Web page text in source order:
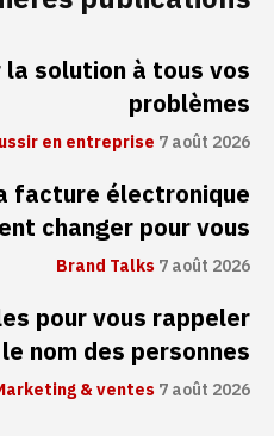
solution à tous vos
problèmes
en entreprise 7 août 2026
facture électronique
changer pour vous
Brand Talks7 août 2026
pour vous rappeler
le nom des personnes
& ventes7 août 2026